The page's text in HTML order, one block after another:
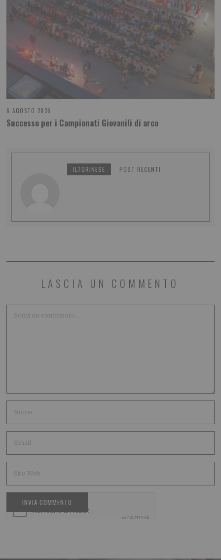
6 AGOSTO 2026
Successo per i Campionati Giovanili di arco
ILTORINESE POST RECENTI
LASCIA UN COMMENTO